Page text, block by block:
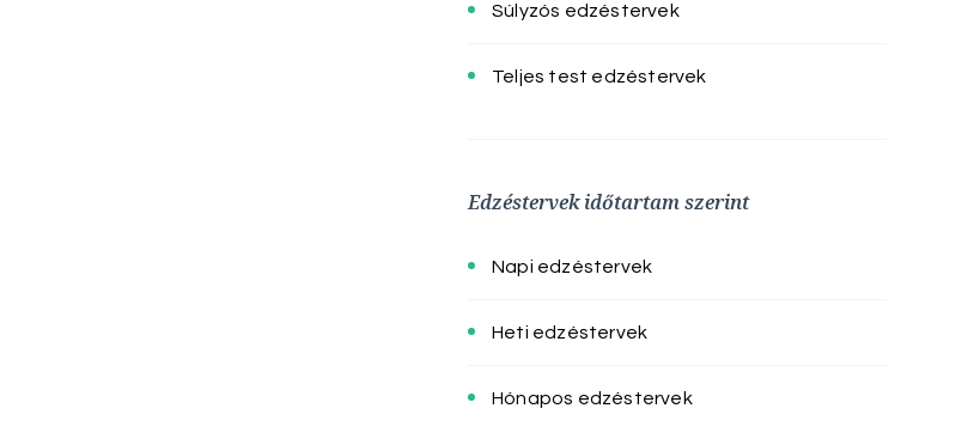
Súlyzós edzéstervek
Teljes test edzéstervek
Edzéstervek időtartam szerint
Napi edzéstervek
Heti edzéstervek
Hónapos edzéstervek